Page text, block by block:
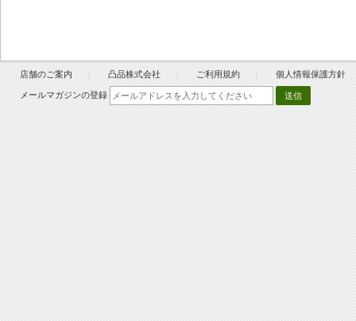
店舗のご案内 凸品株式会社 ご利用規約 個人情報保護方針
メールマガジンの登録 送信